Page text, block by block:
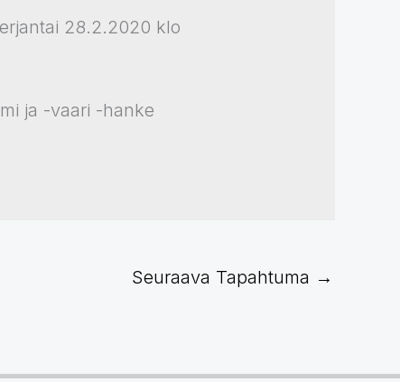
28.2.2020 klo
ja -vaari -hanke
Seuraava Tapahtuma →